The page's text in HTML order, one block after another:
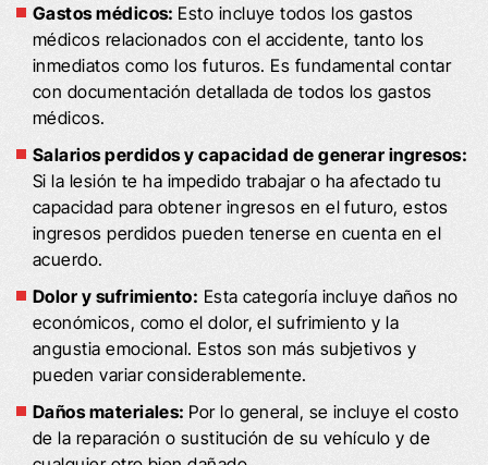
Gastos médicos: Esto incluye todos los gastos
médicos relacionados con el accidente, tanto los
inmediatos como los futuros. Es fundamental contar
con documentación detallada de todos los gastos
médicos.
Salarios perdidos y capacidad de generar ingresos:
Si la lesión te ha impedido trabajar o ha afectado tu
capacidad para obtener ingresos en el futuro, estos
ingresos perdidos pueden tenerse en cuenta en el
acuerdo.
Dolor y sufrimiento: Esta categoría incluye daños no
económicos, como el dolor, el sufrimiento y la
angustia emocional. Estos son más subjetivos y
pueden variar considerablemente.
Daños materiales: Por lo general, se incluye el costo
de la reparación o sustitución de su vehículo y de